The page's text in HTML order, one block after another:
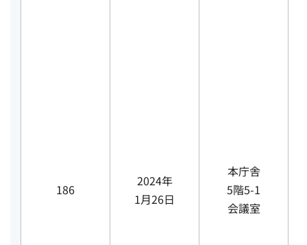
186
2024年
1月26日
本庁舎
5階5-1
会議室